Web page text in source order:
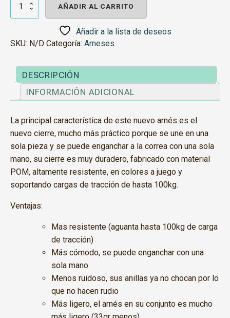
Arnés
Mesh
Burdeos
cantidad
AÑADIR AL CARRITO
Añadir a la lista de deseos
SKU: N/D Categoría: Arneses
DESCRIPCIÓN
INFORMACIÓN ADICIONAL
La principal característica de este nuevo arnés es el
nuevo cierre, mucho más práctico porque se une en una
sola pieza y se puede enganchar a la correa con una sola
mano, su cierre es muy duradero, fabricado con material
POM, altamente resistente, en colores a juego y
soportando cargas de tracción de hasta 100kg.
Ventajas:
Mas resistente (aguanta hasta 100kg de carga
de tracción)
Más cómodo, se puede enganchar con una
sola mano
Menos ruidoso, sus anillas ya no chocan por lo
que no hacen rudio
Más ligero, el arnés en su conjunto es mucho